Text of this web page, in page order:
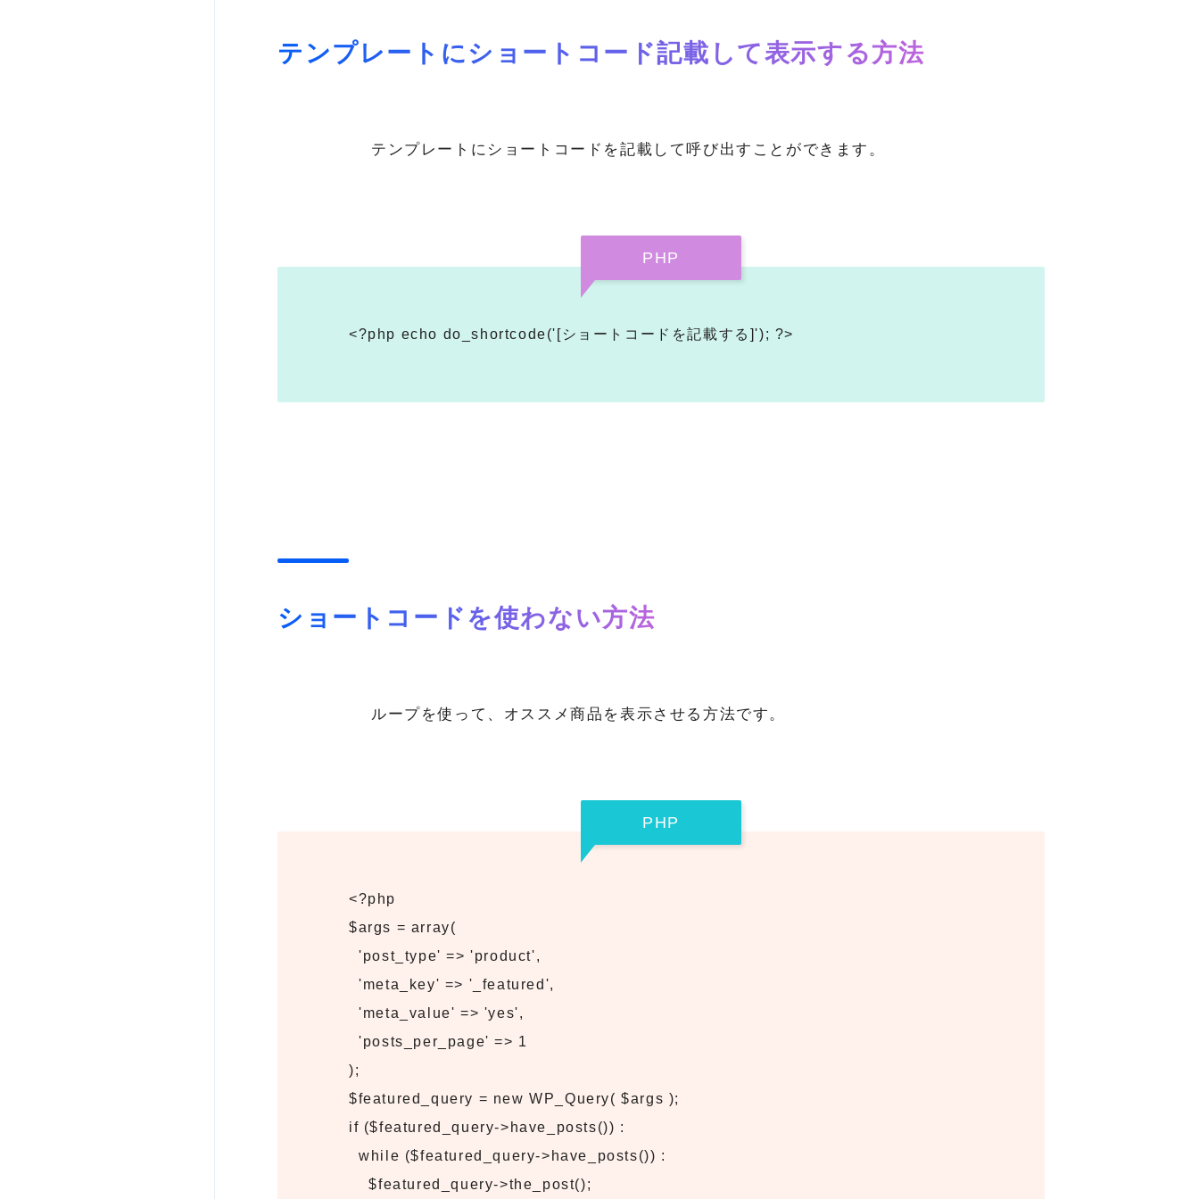
テンプレートにショートコード記載して表示する方法
テンプレートにショートコードを記載して呼び出すことができます。
PHP
<?php echo do_shortcode('[ショートコードを記載する]'); ?>
ショートコードを使わない方法
ループを使って、オススメ商品を表示させる方法です。
PHP
<?php
$args = array(
'post_type' => 'product',
'meta_key' => '_featured',
'meta_value' => 'yes',
'posts_per_page' => 1
);
$featured_query = new WP_Query( $args );
if ($featured_query->have_posts()) :
while ($featured_query->have_posts()) :
$featured_query->the_post();